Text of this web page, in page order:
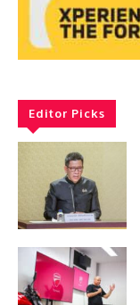
Editor Picks